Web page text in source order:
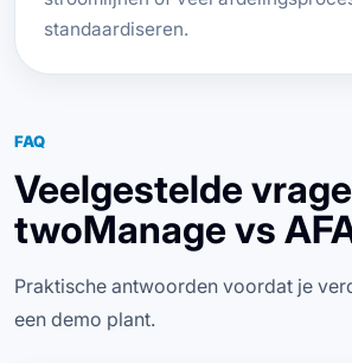
standaardiseren.
FAQ
Veelgestelde
twoManage vs
Praktische antwoorden voordat je
een demo plant.